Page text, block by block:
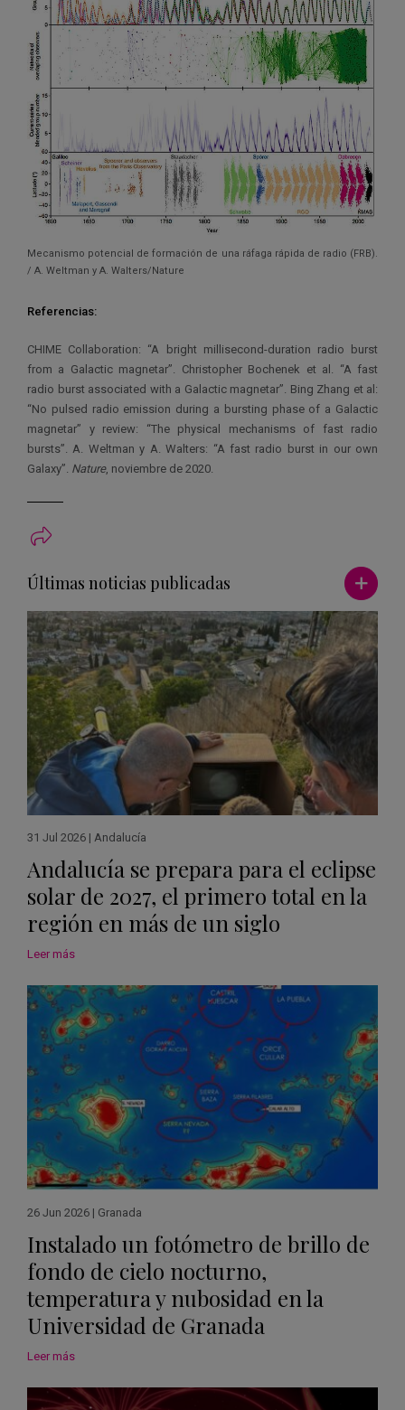
Mecanismo potencial de formación de una ráfaga rápida de radio (FRB).
/ A. Weltman y A. Walters/Nature
Referencias:
CHIME Collaboration: “A bright millisecond-duration radio burst
from a Galactic magnetar”. Christopher Bochenek et al. “A fast
radio burst associated with a Galactic magnetar”. Bing Zhang et al:
“No pulsed radio emission during a bursting phase of a Galactic
magnetar” y review: “The physical mechanisms of fast radio
bursts”. A. Weltman y A. Walters: “A fast radio burst in our own
Galaxy”. Nature, noviembre de 2020.
Últimas noticias publicadas Ver más
31 Jul 2026 | Andalucía
Andalucía se prepara para el eclipse
solar de 2027, el primero total en la
región en más de un siglo
Leer más
26 Jun 2026 | Granada
Instalado un fotómetro de brillo de
fondo de cielo nocturno,
temperatura y nubosidad en la
Universidad de Granada
Leer más